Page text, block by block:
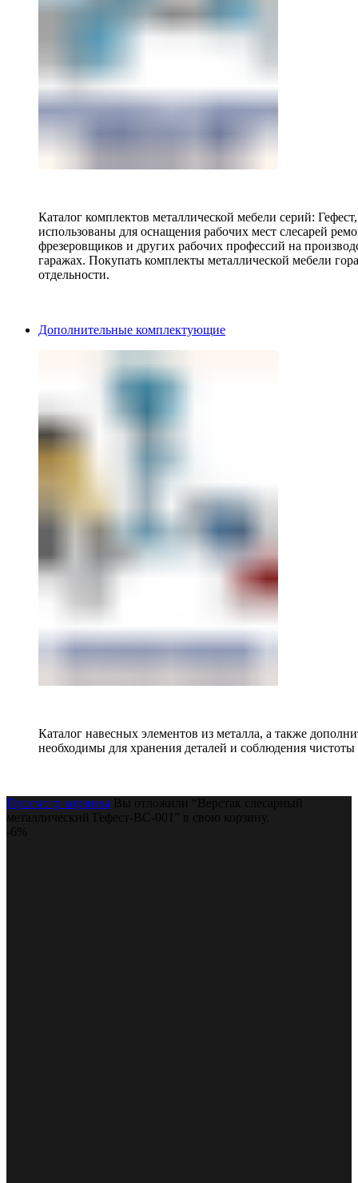
Каталог комплектов металлической мебели серий:
использованы для оснащения рабочих мест слесарей
фрезеровщиков и других рабочих профессий на
гаражах. Покупать комплекты металлической мебели
отдельности.
Дополнительные комплектующие
Каталог навесных элементов из металла, а также
необходимы для хранения деталей и соблюдения чистоты
Просмотр корзины Вы отложили “Верстак слесарный
металлический Гефест-ВС-001” в свою корзину.
-6%